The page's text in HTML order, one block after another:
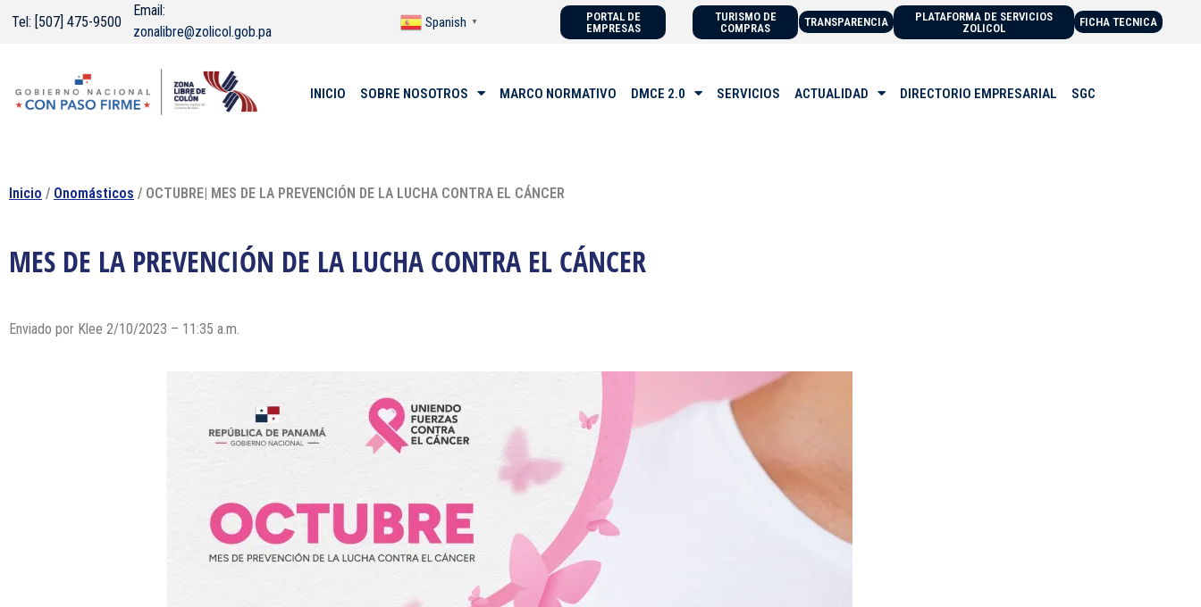
Tel: [507] 475-9500
Email:
zonalibre@zolicol.gob.pa
Spanish ▼
PORTAL DE
EMPRESAS
TURISMO DE
COMPRAS
TRANSPARENCIA
PLATAFORMA DE SERVICIOS
ZOLICOL
FICHA TECNICA
INICIO SOBRE NOSOTROS MARCO NORMATIVO DMCE 2.0 SERVICIOS ACTUALIDAD DIRECTORIO EMPRESARIAL SGC
Inicio / Onomásticos / OCTUBRE| MES DE LA PREVENCIÓN DE LA LUCHA CONTRA EL CÁNCER
MES DE LA PREVENCIÓN DE LA LUCHA CONTRA EL CÁNCER
Enviado por Klee 2/10/2023 – 11:35 a.m.